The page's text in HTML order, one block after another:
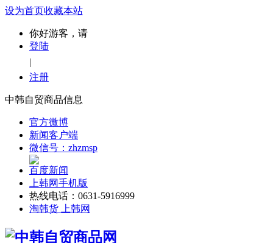
设为首页收藏本站
你好游客，请
登陆
|
注册
中韩自贸商品信息
官方微博
新闻客户端
微信号：zhzmsp
百度新闻
上韩网手机版
热线电话：0631-5916999
淘韩货 上韩网